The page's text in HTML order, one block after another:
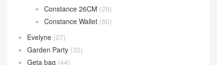
bolide 27cm(74)
Bolide 31cm(4)
Calvi 卡包(38)
Chaine d’Ancre(14)
Constance (895)